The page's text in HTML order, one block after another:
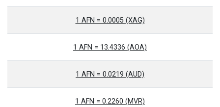
1 AFN = 0.0005 (XAG)
1 AFN = 13.4336 (AOA)
1 AFN = 0.0219 (AUD)
1 AFN = 0.2260 (MVR)